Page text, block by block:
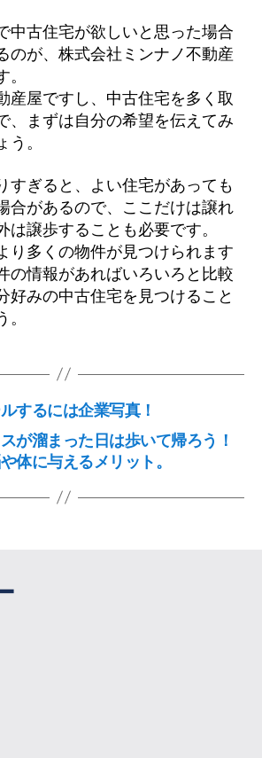
中古住宅が欲しいと思った場合
のが、株式会社ミンナノ不動産
産屋ですし、中古住宅を多く取
、まずは自分の希望を伝えてみ
う。
すぎると、よい住宅があっても
合があるので、ここだけは譲れ
は譲歩することも必要です。
り多くの物件が見つけられます
の情報があればいろいろと比較
好みの中古住宅を見つけること
するには企業写真！
が溜まった日は歩いて帰ろう！
体に与えるメリット。